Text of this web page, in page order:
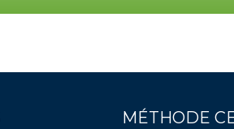
MÉTHODE